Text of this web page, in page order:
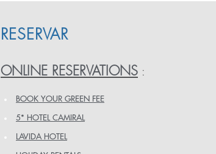
RESERVAR
ONLINE RESERVATIONS :
BOOK YOUR GREEN FEE
5* HOTEL CAMIRAL
LAVIDA HOTEL